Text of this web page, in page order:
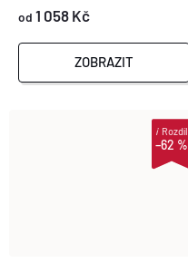
od 1 058 Kč
ZOBRAZIT
–62 %
iRozdíl